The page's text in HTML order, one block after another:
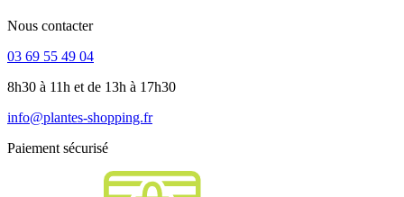
Nous contacter
03 69 55 49 04
8h30 à 11h et de 13h à 17h30
info@plantes-shopping.fr
Paiement sécurisé